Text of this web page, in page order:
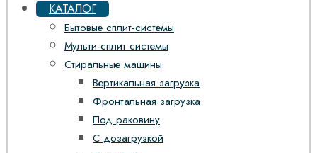
КАТАЛОГ
Бытовые сплит-системы
Мульти-сплит системы
Стиральные машины
Вертикальная загрузка
Фронтальная загрузка
Под раковину
С дозагрузкой